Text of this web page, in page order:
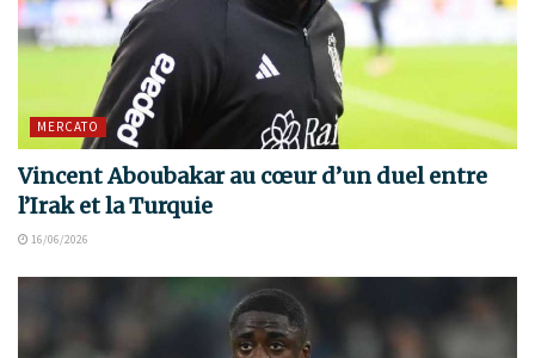
MERCATO
Vincent Aboubakar au cœur d’un duel entre
l’Irak et la Turquie
16/06/2026